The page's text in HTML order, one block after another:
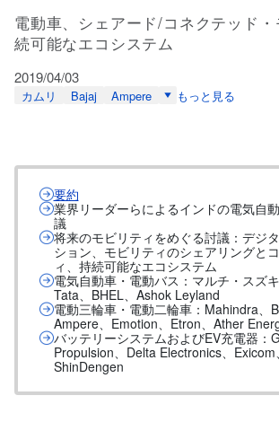
電動車、シェアード/コネクテッド
続可能なエコシステム
2019/04/03
カムリ Bajaj Ampere もっと見る
要約
業界リーダーらによるインドの電気自
議
将来のモビリティをめぐる討議：デジ
ション、モビリティのシェアリングと
ィ、持続可能なエコシステム
電気自動車・電動バス：マルチ・スズキ
Tata、BHEL、Ashok Leyland
電動三輪車・電動二輪車：Mahindra、
Ampere、Emotion、Etron、Ather
バッテリーシステムおよびEV充電器：
Propulsion、Delta Electronics、Exicom
ShinDengen